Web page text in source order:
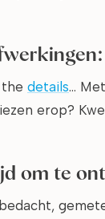
the details…
erop?
om te